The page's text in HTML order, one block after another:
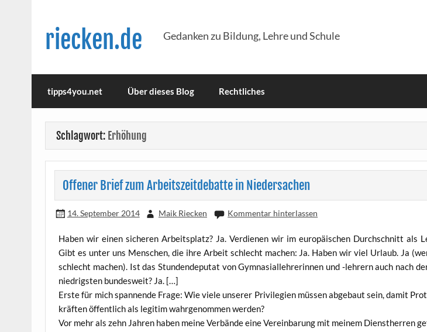
riecken.de Gedanken zu Bildung, Lehre und Schule
tipps4you.net Über dieses Blog Rechtliches
Schlagwort: Erhöhung
Offener Brief zum Arbeitszeitdebatte in Niedersachen
14. September 2014 Maik Riecken Kommentar hinterlassen
Haben wir einen siche­ren Arbeits­platz? Ja. Ver­die­nen wir im euro­päi­schen Durch­schnitt als
Gibt es unter uns Men­schen, die ihre Arbeit schlecht machen: Ja. Haben wir viel Urlaub. Ja
schlecht machen). Ist das Stun­den­de­pu­tat von Gym­na­si­al­leh­re­rin­nen und ‑leh­rern auch nach
nied­rigs­ten bun­des­weit? Ja. […]
Ers­te für mich span­nen­de Fra­ge: Wie vie­le unse­rer Pri­vi­le­gi­en müs­sen abge­baut sein, damit
kräf­ten öffent­lich als legi­tim wahr­ge­nom­men werden?
Vor mehr als zehn Jah­ren haben mei­ne Ver­bän­de eine Ver­ein­ba­rung mit mei­nem Dienst­her­ren